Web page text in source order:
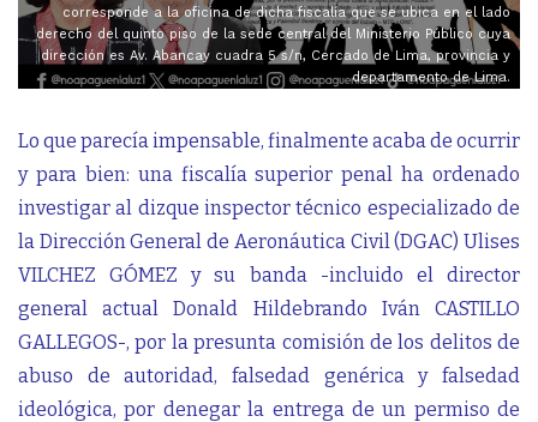
corresponde a la oficina de dicha fiscalía que se ubica en el lado
derecho del quinto piso de la sede central del Ministerio Público cuya
dirección es Av. Abancay cuadra 5 s/n, Cercado de Lima, provincia y
departamento de Lima.
Lo que parecía impensable, finalmente acaba de ocurrir
y para bien: una fiscalía superior penal ha ordenado
investigar al dizque inspector técnico especializado de
la Dirección General de Aeronáutica Civil (DGAC) Ulises
VILCHEZ GÓMEZ y su banda -incluido el director
general actual Donald Hildebrando Iván CASTILLO
GALLEGOS-, por la presunta comisión de los delitos de
abuso de autoridad, falsedad genérica y falsedad
ideológica, por denegar la entrega de un permiso de